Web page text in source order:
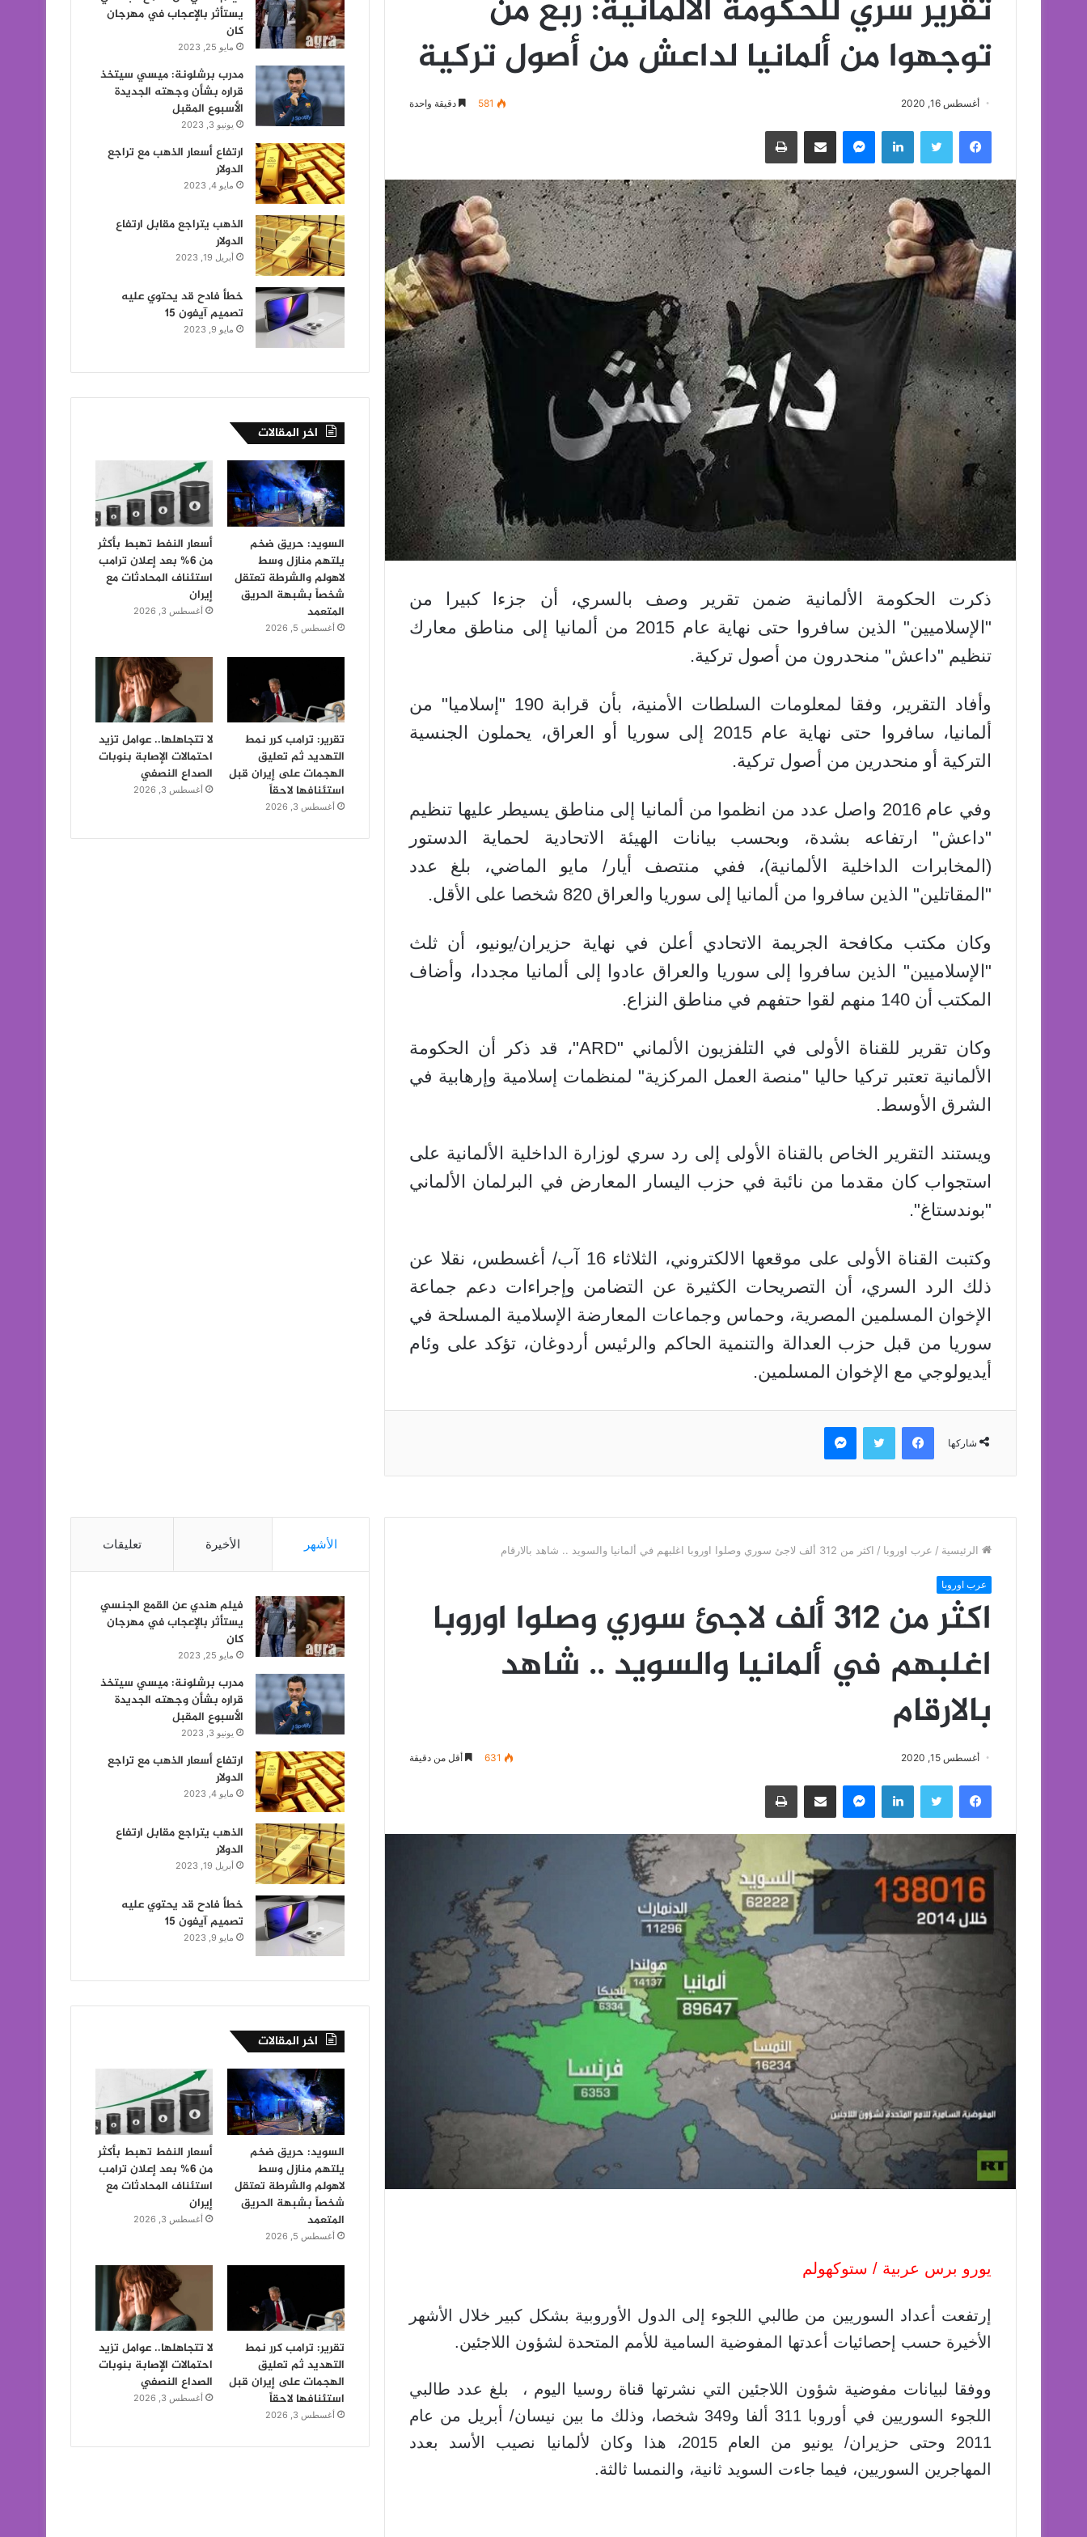
تقرير سري للحكومة الألمانية: ربع من
توجهوا من ألمانيا لداعش من أصول تركية
أغسطس 16, 2020 581 دقيقة واحدة
فيسبوك تويتر لينكدإن ماسنجر مشاركة عبر البريد طباعة
ذكرت الحكومة الألمانية ضمن تقرير وصف بالسري، أن جزءا كبيرا من
"الإسلاميين" الذين سافروا حتى نهاية عام 2015 من ألمانيا إلى مناطق معارك
تنظيم "داعش" منحدرون من أصول تركية.
وأفاد التقرير، وفقا لمعلومات السلطات الأمنية، بأن قرابة 190 "إسلاميا" من
ألمانيا، سافروا حتى نهاية عام 2015 إلى سوريا أو العراق، يحملون الجنسية
التركية أو منحدرين من أصول تركية.
وفي عام 2016 واصل عدد من انظموا من ألمانيا إلى مناطق يسيطر عليها تنظيم
"داعش" ارتفاعه بشدة، وبحسب بيانات الهيئة الاتحادية لحماية الدستور
(المخابرات الداخلية الألمانية)، ففي منتصف أيار/ مايو الماضي، بلغ عدد
"المقاتلين" الذين سافروا من ألمانيا إلى سوريا والعراق 820 شخصا على الأقل.
وكان مكتب مكافحة الجريمة الاتحادي أعلن في نهاية حزيران/يونيو، أن ثلث
"الإسلاميين" الذين سافروا إلى سوريا والعراق عادوا إلى ألمانيا مجددا، وأضاف
المكتب أن 140 منهم لقوا حتفهم في مناطق النزاع.
وكان تقرير للقناة الأولى في التلفزيون الألماني "ARD"، قد ذكر أن الحكومة
الألمانية تعتبر تركيا حاليا "منصة العمل المركزية" لمنظمات إسلامية وإرهابية في
الشرق الأوسط.
ويستند التقرير الخاص بالقناة الأولى إلى رد سري لوزارة الداخلية الألمانية على
استجواب كان مقدما من نائبة في حزب اليسار المعارض في البرلمان الألماني
"بوندستاغ".
وكتبت القناة الأولى على موقعها الالكتروني، الثلاثاء 16 آب/ أغسطس، نقلا عن
ذلك الرد السري، أن التصريحات الكثيرة عن التضامن وإجراءات دعم جماعة
الإخوان المسلمين المصرية، وحماس وجماعات المعارضة الإسلامية المسلحة في
سوريا من قبل حزب العدالة والتنمية الحاكم والرئيس أردوغان، تؤكد على وئام
أيديولوجي مع الإخوان المسلمين.
شاركها
فيسبوك تويتر ماسنجر
يستأثر بالإعجاب في مهرجان
كان
مايو 25, 2023
مدرب برشلونة: ميسي سيتخذ
قراره بشأن وجهته الجديدة
الأسبوع المقبل
يونيو 3, 2023
ارتفاع أسعار الذهب مع تراجع
الدولار
مايو 4, 2023
الذهب يتراجع مقابل ارتفاع
الدولار
أبريل 19, 2023
خطأ فادح قد يحتوي عليه
تصميم آيفون 15
مايو 9, 2023
اخر المقالات
السويد: حريق ضخم
يلتهم منازل وسط
لاهولم والشرطة تعتقل
شخصاً بشبهة الحريق
المتعمد
أغسطس 5, 2026
أسعار النفط تهبط بأكثر
من 6% بعد إعلان ترامب
استئناف المحادثات مع
إيران
أغسطس 3, 2026
تقرير: ترامب كرر نمط
التهديد ثم تعليق
الهجمات على إيران قبل
استئنافها لاحقاً
أغسطس 3, 2026
لا تتجاهلها.. عوامل تزيد
احتمالات الإصابة بنوبات
الصداع النصفي
أغسطس 3, 2026